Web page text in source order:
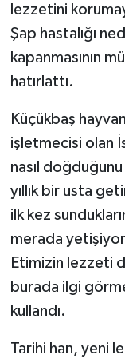
lezzetini
Şap hastalığı
kapanmasının
hatırlattı.
Küçükbaş
işletmecisi olan
nasıl
yıllık bir usta
ilk kez
merada
Etimizin lezzeti
burada ilgi
kullandı.
Tarihi han, yeni